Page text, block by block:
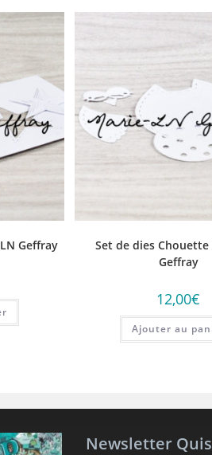
Geffray
Set de dies Chouette
Geffray
12,00€
Ajouter au
Newsletter